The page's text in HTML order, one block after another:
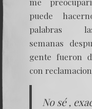
puede
palabras
semanas
gente fueron
con
No sé ,